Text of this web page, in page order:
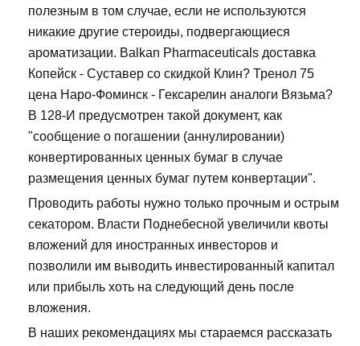
полезным в том случае, если не используются
никакие другие стероиды, подвергающиеся
ароматизации. Balkan Pharmaceuticals доставка
Копейск - Суставер со скидкой Клин? Тренол 75
цена Наро-Фоминск - Гексарелин аналоги Вязьма?
В 128-И предусмотрен такой документ, как
"сообщение о погашении (аннулировании)
конвертированных ценных бумаг в случае
размещения ценных бумаг путем конвертации".
Проводить работы нужно только прочным и острым
секатором. Власти Поднебесной увеличили квоты
вложений для иностранных инвесторов и
позволили им выводить инвестированный капитал
или прибыль хоть на следующий день после
вложения.
В наших рекомендациях мы стараемся рассказать